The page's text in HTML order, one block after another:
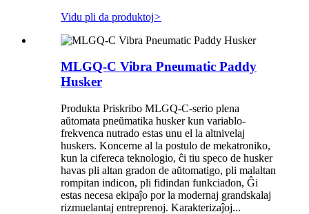
Vidu pli da produktoj>
MLGQ-C Vibra Pneumatic Paddy
Husker
Produkta Priskribo MLGQ-C-serio plena
aŭtomata pneŭmatika husker kun variablo-
frekvenca nutrado estas unu el la altnivelaj
huskers. Koncerne al la postulo de mekatroniko,
kun la cifereca teknologio, ĉi tiu speco de husker
havas pli altan gradon de aŭtomatigo, pli malaltan
rompitan indicon, pli fidindan funkciadon, Ĝi
estas necesa ekipaĵo por la modernaj grandskalaj
rizmuelantaj entreprenoj. Karakterizaĵoj...